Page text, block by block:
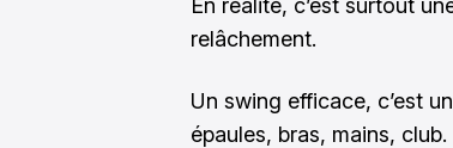
En réalité, c’est surtout
relâchement.
Un swing efficace, c’est
épaules, bras, mains,